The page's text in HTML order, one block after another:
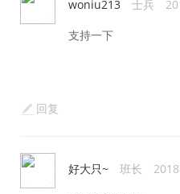
woniu213 士兵
支持一下
回复
好大只~ 班长